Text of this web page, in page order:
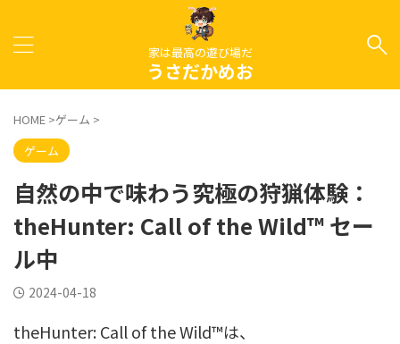
家は最高の遊び場だ
うさだかめお
HOME >ゲーム >
ゲーム
自然の中で味わう究極の狩猟体験：
theHunter: Call of the Wild™ セー
ル中
2024-04-18
theHunter: Call of the Wild™は、